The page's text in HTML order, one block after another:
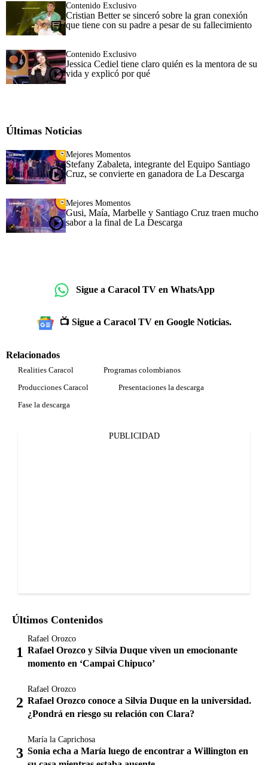
Contenido Exclusivo
Cristian Better se sinceró sobre la gran conexión
que tiene con su padre a pesar de su fallecimiento
Contenido Exclusivo
Jessica Cediel tiene claro quién es la mentora de su
vida y explicó por qué
Últimas Noticias
Mejores Momentos
Stefany Zabaleta, integrante del Equipo Santiago
Cruz, se convierte en ganadora de La Descarga
Mejores Momentos
Gusi, Maía, Marbelle y Santiago Cruz traen mucho
sabor a la final de La Descarga
Sigue a Caracol TV en WhatsApp
📺 Sigue a Caracol TV en Google Noticias.
Relacionados
Realities Caracol
Programas colombianos
Producciones Caracol
Presentaciones la descarga
Fase la descarga
PUBLICIDAD
Últimos Contenidos
Rafael Orozco
Rafael Orozco y Silvia Duque viven un emocionante
momento en ‘Campai Chipuco’
Rafael Orozco
Rafael Orozco conoce a Silvia Duque en la universidad.
¿Pondrá en riesgo su relación con Clara?
María la Caprichosa
Sonia echa a María luego de encontrar a Willington en